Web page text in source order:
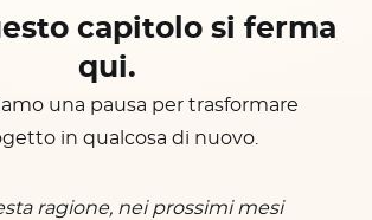
capitolo si ferma
qui.
una pausa per trasformare
in qualcosa di nuovo.
ragione, nei prossimi mesi